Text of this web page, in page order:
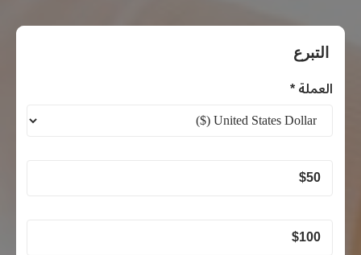
المرأة
والشباب
التبرع
العملة *
$50
$100